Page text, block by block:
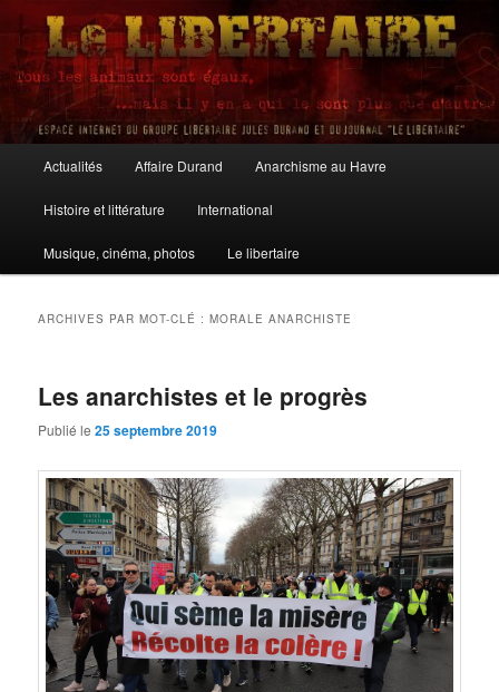
Aller
contenu
principal
Aller
contenu
secondaire
Le Libertaire
principal
Actualités Affaire Durand Anarchisme au Havre
Histoire et littérature International
Musique, cinéma, photos Le libertaire
ARCHIVES PAR MOT-CLÉ :MORALE ANARCHISTE
Les anarchistes et le progrès
Publié le25 septembre 2019